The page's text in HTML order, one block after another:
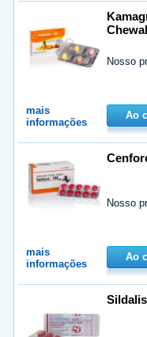
Nosso
mais
informações
Ao
Nosso
mais
informações
Ao